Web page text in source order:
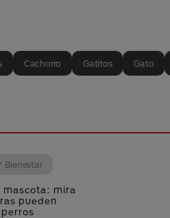
Cachorro Gatitos Gato
Bienestar
mascota: mira
pueden